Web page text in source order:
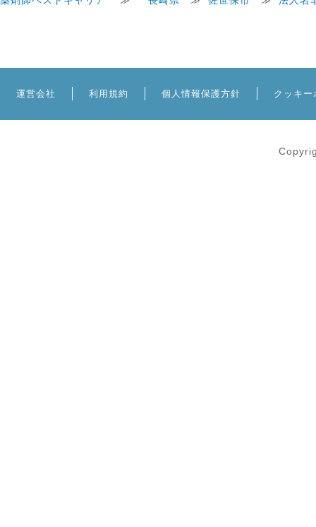
運営会社 利用規約 個人情報保護方針 クッキー